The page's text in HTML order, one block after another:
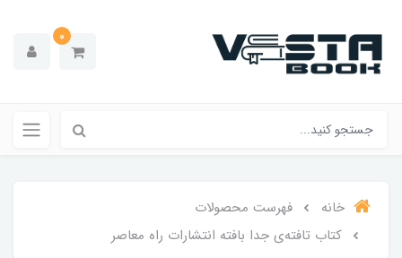
0
خانه
فهرست محصولات
کتاب تافته‌ی‌ جدا بافته انتشارات راه‌ معاصر